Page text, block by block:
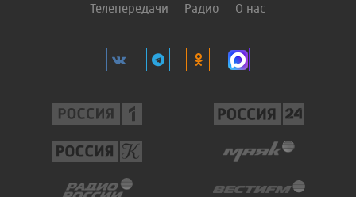
Телепередачи Радио О нас